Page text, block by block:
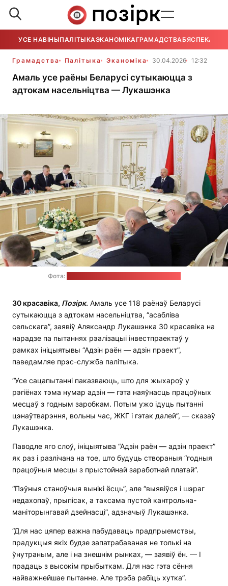
УСЕ НАВІНЫПАЛІТЫКАЭКАНОМІКАГРАМАДСТВАБЯСПЕКА
Грамадства Палітыка Эканоміка 30.04.2026 12:32
Амаль усе раёны Беларусі сутыкаюцца з
адтокам насельніцтва — Лукашэнка
Фота:
30 красавіка, Позірк. Амаль усе 118 раёнаў Беларусі
сутыкаюцца з адтокам насельніцтва, “асабліва
сельскага”, заявіў Аляксандр Лукашэнка 30 красавіка на
нарадзе па пытаннях рэалізацыі інвестпраектаў у
рамках ініцыятывы “Адзін раён — адзін праект”,
паведамляе прэс-служба палітыка.
“Усе сацапытанні паказваюць, што для жыхароў у
рэгіёнах тэма нумар адзін — гэта наяўнасць працоўных
месцаў з годным заробкам. Потым ужо ідуць пытанні
цэнаўтварэння, вольны час, ЖКГ і гэтак далей”, — сказаў
Лукашэнка.
Паводле яго слоў, ініцыятыва “Адзін раён — адзін праект”
як раз і разлічана на тое, што будуць створаныя “годныя
працоўныя месцы з прыстойнай заработнай платай”.
“Пэўныя станоўчыя вынікі ёсць”, але “выявіўся і шэраг
недахопаў, прыпісак, а таксама пустой кантрольна-
маніторынгавай дзейнасці”, адзначыў Лукашэнка.
“Для нас цяпер важна пабудаваць прадпрыемствы,
прадукцыя якіх будзе запатрабаваная не толькі на
ўнутраным, але і на знешнім рынках, — заявіў ён. — І
прадаць з высокім прыбыткам. Для нас гэта сёння
найважнейшае пытанне. Але трэба рабіць хутка”.